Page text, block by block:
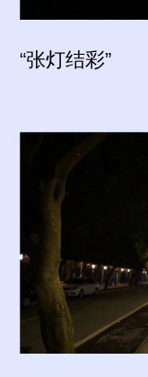
“张灯结彩”